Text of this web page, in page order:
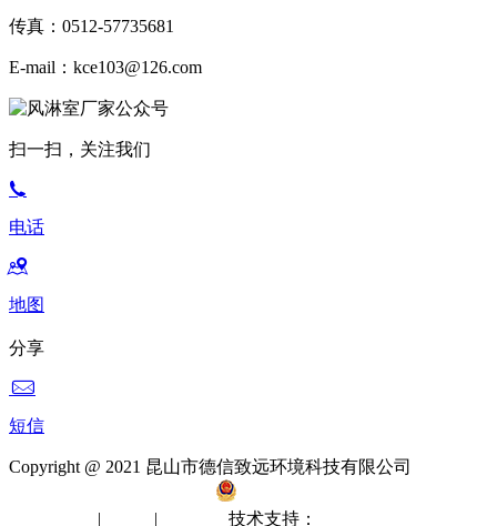
传真：0512-57735681
E-mail：kce103@126.com
扫一扫，关注我们
电话
地图
分享
短信
Copyright @ 2021 昆山市德信致远环境科技有限公司
| | 技术支持：